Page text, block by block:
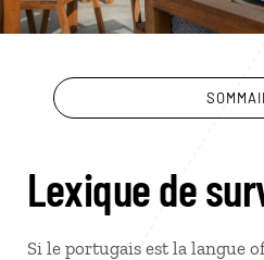
Lexique de
Si le portugais est la langue